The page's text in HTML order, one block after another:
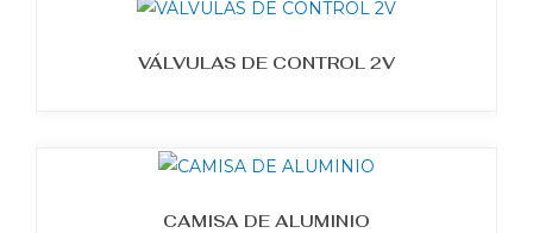
VÁLVULAS DE CONTROL 2V
CAMISA DE ALUMINIO